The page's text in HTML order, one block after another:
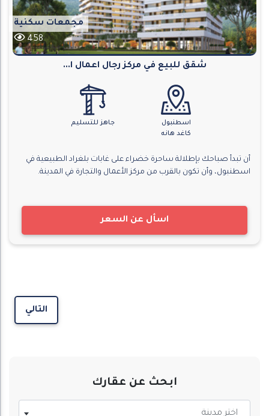
مجمعات سكنية
458
شقق للبيع في مركز رجال اعمال ا...
اسطنبول
كاغد هانه
جاهز للتسليم
أن تبدأ صباحك بإطلالة ساحرة خضراء على غابات بلغراد الطبيعية في
اسطنبول، وأن تكون بالقرب من مركز الأعمال والتجارة في المدينة.
اسأل عن السعر
التالي
ابحث عن عقارك
اختر مدينة